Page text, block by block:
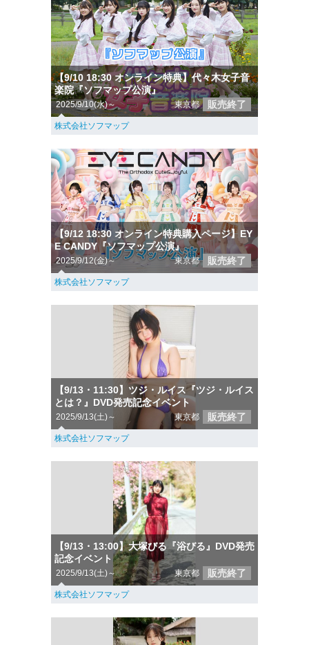
【9/10 18:30 オンライン特典】代々木女子音
楽院『ソフマップ公演』
2025/9/10(水)～ 東京都 販売終了
株式会社ソフマップ
【9/12 18:30 オンライン特典購入ページ】EY
E CANDY『ソフマップ公演』
2025/9/12(金)～ 東京都 販売終了
株式会社ソフマップ
【9/13・11:30】ツジ・ルイス『ツジ・ルイス
とは？』DVD発売記念イベント
2025/9/13(土)～ 東京都 販売終了
株式会社ソフマップ
【9/13・13:00】大塚びる『浴びる』DVD発売
記念イベント
2025/9/13(土)～ 東京都 販売終了
株式会社ソフマップ